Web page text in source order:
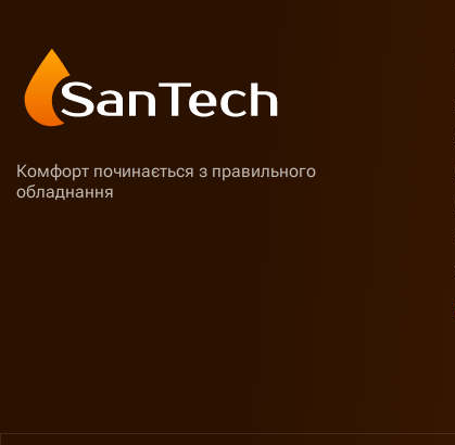
Комфорт починається з правильного
обладнання